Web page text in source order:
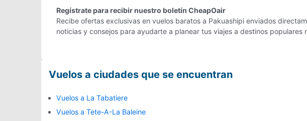
Regístrate para recibir nuestro boletín CheapOair
Recibe ofertas exclusivas en vuelos baratos a Pakuashipi enviados
noticias y consejos para ayudarte a planear tus viajes a destinos
Vuelos a ciudades que se encuentran
Vuelos a La Tabatiere
Vuelos a Tete-A-La Baleine